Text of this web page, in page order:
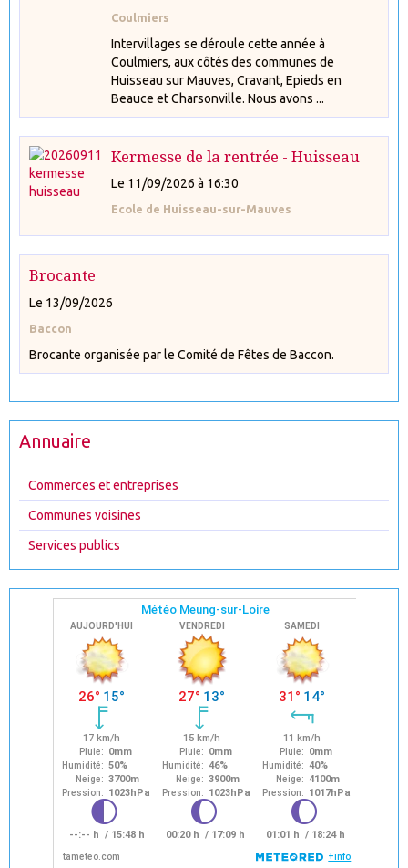
Coulmiers
Intervillages se déroule cette année à
Coulmiers, aux côtés des communes de
Huisseau sur Mauves, Cravant, Epieds en
Beauce et Charsonville. Nous avons ...
Kermesse de la rentrée - Huisseau
Le 11/09/2026 à 16:30
Ecole de Huisseau-sur-Mauves
Brocante
Le 13/09/2026
Baccon
Brocante organisée par le Comité de Fêtes de Baccon.
Annuaire
Commerces et entreprises
Communes voisines
Services publics